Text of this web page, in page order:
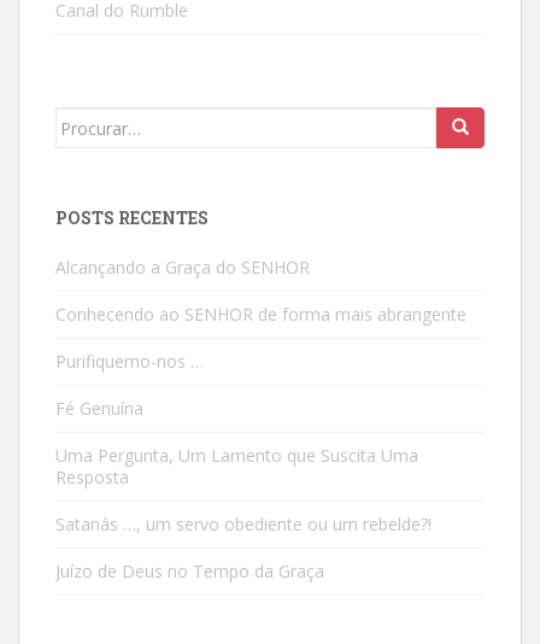
Canal do Rumble
Search
POSTS RECENTES
Alcançando a Graça do SENHOR
Conhecendo ao SENHOR de forma mais abrangente
Purifiquemo-nos …
Fé Genuína
Uma Pergunta, Um Lamento que Suscita Uma
Resposta
Satanás …, um servo obediente ou um rebelde?!
Juízo de Deus no Tempo da Graça